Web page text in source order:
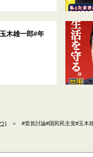
木雄一郎#年
) ＞ #党首討論#国民民主党#玉木